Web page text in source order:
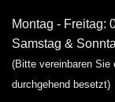
Montag - Freitag:
Samstag &
(Bitte vereinbaren
durchgehend besetzt)